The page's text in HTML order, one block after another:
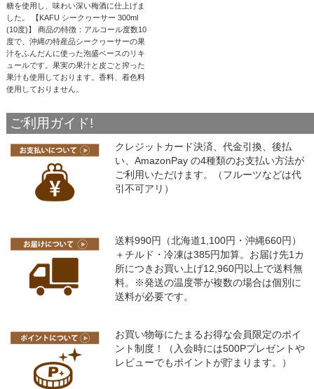
糖を使用し、味わい深い梅酒に仕上げま
した。 【KAFU シークヮーサー 300ml
(10度)】 商品の特徴：アルコール度数10
度で、沖縄の特産品シークヮーサーの果
汁をふんだんに使った泡盛ベースのリキ
ュールです。果実の果汁と皮ごと搾った
果汁も使用しております。香料、着色料
使用しておりません。
ご利用ガイド!
クレジットカード決済、代金引換、後払
い、AmazonPay の4種類のお支払い方法が
ご利用いただけます。（フルーツなどは代
引不可アリ）
送料990円（北海道1,100円・沖縄660円）
＋チルド・冷凍は385円加算。お届け先1カ
所につきお買い上げ12,960円以上で送料無
料。※発送の温度帯が複数の場合は個別に
送料が必要です。
お買い物毎にたまるお得な会員限定のポイ
ント制度！（入会時には500Pプレゼントや
レビューでもポイントが貯まります。）